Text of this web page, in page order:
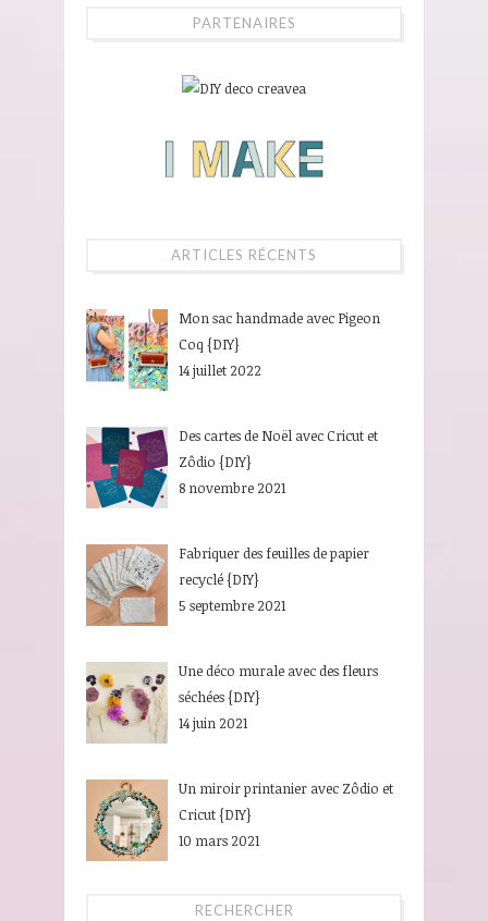
PARTENAIRES
ARTICLES RÉCENTS
Mon sac handmade avec Pigeon
Coq {DIY}
14 juillet 2022
Des cartes de Noël avec Cricut et
Zôdio {DIY}
8 novembre 2021
Fabriquer des feuilles de papier
recyclé {DIY}
5 septembre 2021
Une déco murale avec des fleurs
séchées {DIY}
14 juin 2021
Un miroir printanier avec Zôdio et
Cricut {DIY}
10 mars 2021
RECHERCHER